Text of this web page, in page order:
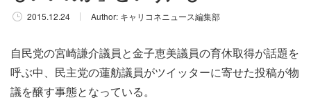
2015.12.24 Author: キャリコネニュース編集部
自民党の宮崎謙介議員と金子恵美議員の育休取得が話題を
呼ぶ中、民主党の蓮舫議員がツイッターに寄せた投稿が物
議を醸す事態となっている。